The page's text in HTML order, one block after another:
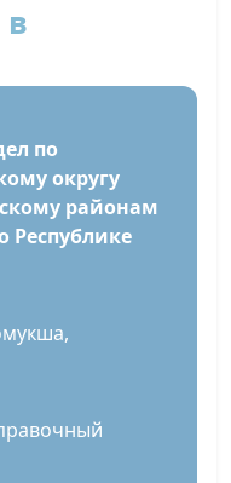
в
по
округу
районам
Республике